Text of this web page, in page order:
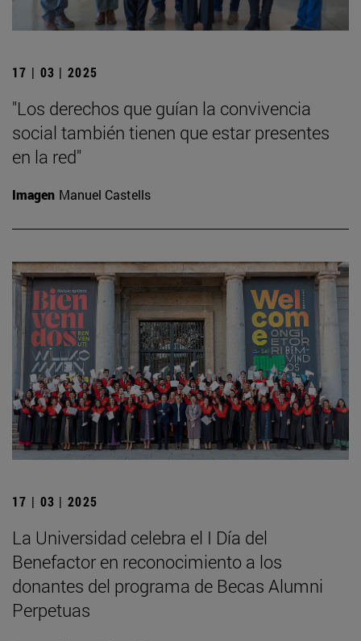
17 | 03 | 2025
"Los derechos que guían la convivencia
social también tienen que estar presentes
en la red"
Imagen Manuel Castells
17 | 03 | 2025
La Universidad celebra el I Día del
Benefactor en reconocimiento a los
donantes del programa de Becas Alumni
Perpetuas